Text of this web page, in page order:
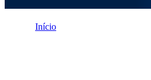
Início